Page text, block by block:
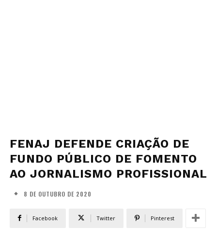
FENAJ DEFENDE CRIAÇÃO DE
FUNDO PÚBLICO DE FOMENTO
AO JORNALISMO PROFISSIONAL
8 DE OUTUBRO DE 2020
Facebook Twitter Pinterest